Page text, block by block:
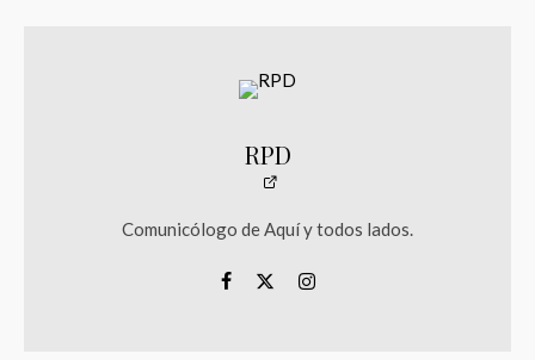
RPD
Comunicólogo de Aquí y todos lados.